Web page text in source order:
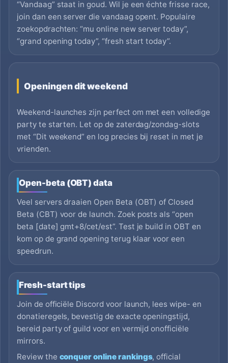
“Vandaag” staat in goud. Wil je een échte frisse race,
join dan een server die vandaag opent. Populaire
zoekopdrachten: “mu online new server today”,
“grand opening today”, “fresh start today”.
Openingen dit weekend
Weekend-launches zijn perfect om met een volledige
party te starten. Let op de zaterdag/zondag-slots
met “Dit weekend” en log precies bij reset in met je
vrienden.
Open-beta (OBT) data
Veel servers draaien Open Beta (OBT) of Closed
Beta (CBT) voor de launch. Zoek posts als “open
beta [date] gmt+8/cet/est”. Test je build in OBT en
kom op de grand opening terug klaar voor een
speedrun.
Fresh-start tips
Join de officiële Discord voor launch, lees wipe- en
donatieregels, bevestig de exacte openingstijd,
bereid party of guild voor en vermijd onofficiële
mirrors.
Review the conquer online rankings, official